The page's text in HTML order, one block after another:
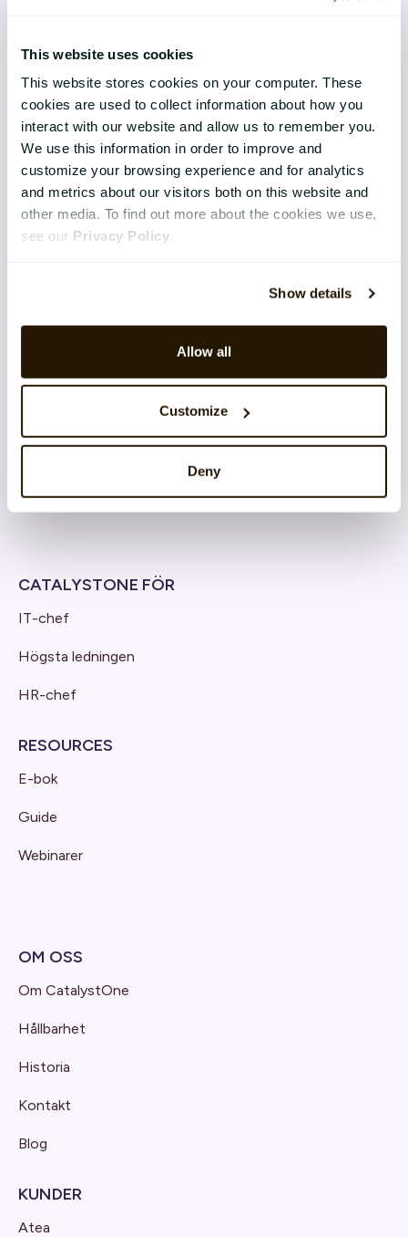
This website uses cookies
This website stores cookies on your computer. These
cookies are used to collect information about how you
interact with our website and allow us to remember you.
We use this information in order to improve and
customize your browsing experience and for analytics
and metrics about our visitors both on this website and
other media. To find out more about the cookies we use,
see our Privacy Policy.
Show details
Allow all
Customize
Deny
Organisation & Culture
Recruitment
Employee Engagement
TEKNIK & TJÄNSTER
Implementation
Säkerhet
Software-as-a-Service
Cloud architecture
Produktutveckling & Innovation
CATALYSTONE FÖR
IT-chef
Högsta ledningen
HR-chef
RESOURCES
E-bok
Guide
Webinarer
OM OSS
Om CatalystOne
Hållbarhet
Historia
Kontakt
Blog
KUNDER
Atea